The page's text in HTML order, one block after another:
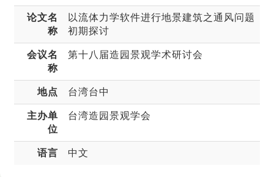
论文名
称
以流体力学软件进行地景建筑之通风问题
初期探讨
会议名
称
第十八届造园景观学术研讨会
地点 台湾台中
主办单
位
台湾造园景观学会
语言 中文